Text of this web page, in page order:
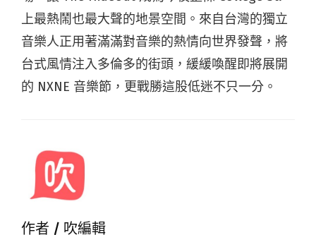
上最熱鬧也最大聲的地景空間。來自台灣的獨立
音樂人正用著滿滿對音樂的熱情向世界發聲，將
台式風情注入多倫多的街頭，緩緩喚醒即將展開
的 NXNE 音樂節，更戰勝這股低迷不只一分。
作者 / 吹編輯